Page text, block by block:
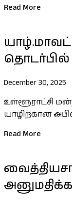
Read More
தொடர்பில்
December 30, 2025
உள்ளூராட்சி
யாழிற்கான
Read More